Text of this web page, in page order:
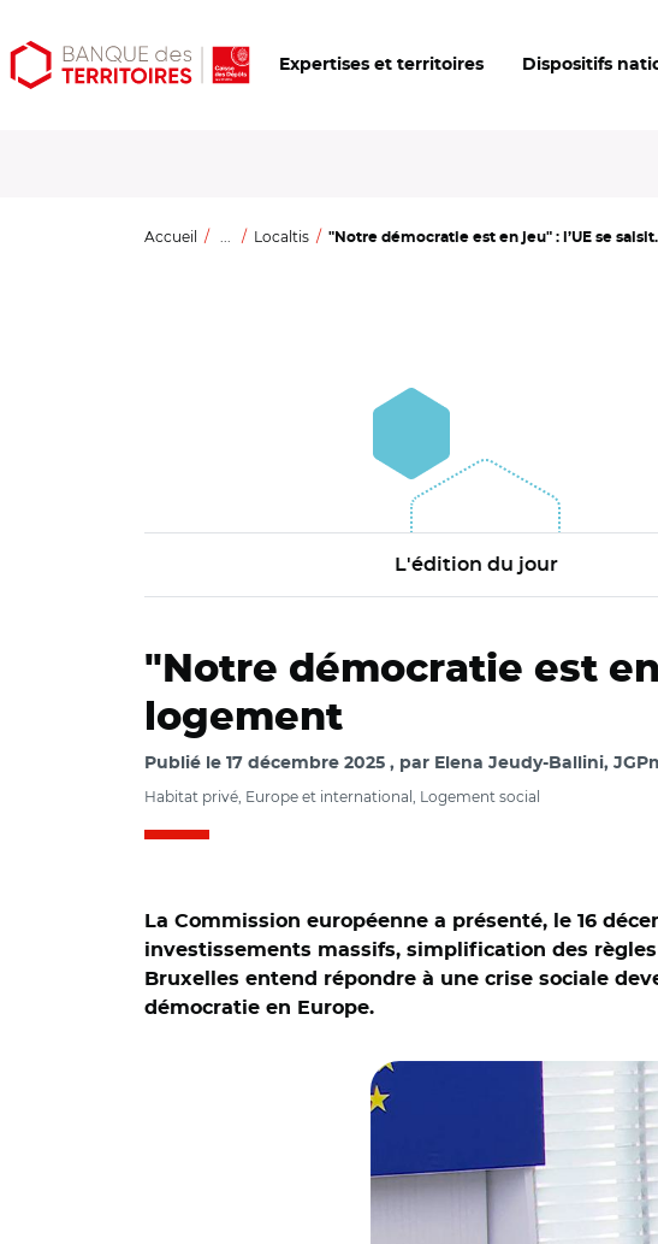
Aller
au
Aller
au
Ouvrir
les
Expertises et territoires Dispositifs
Accueil ... Localtis "Notre démocratie est en jeu" : l’UE se
L'édition du jour
"Notre démocratie est
logement
Publié le 17 décembre 2025 par Elena Jeudy-Ballini,
Habitat privé, Europe et international, Logement social
La Commission européenne a présenté, le 16
investissements massifs, simplification des
Bruxelles entend répondre à une crise sociale
démocratie en Europe.